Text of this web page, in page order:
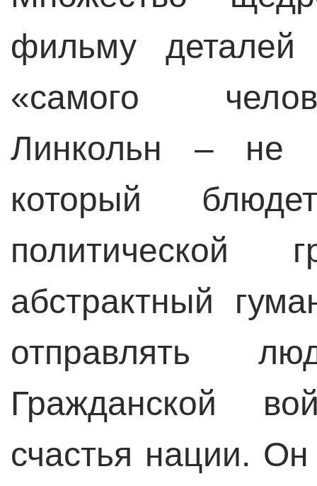
фильму деталей
«самого
Линкольн – не
который
политической
абстрактный
отправлять
Гражданской
счастья нации.